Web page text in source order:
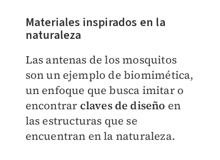
Materiales inspirados en la
naturaleza
Las antenas de los mosquitos
son un ejemplo de biomimética,
un enfoque que busca imitar o
encontrar claves de diseño en
las estructuras que se
encuentran en la naturaleza.